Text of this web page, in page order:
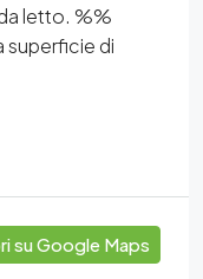
letto. %%
di
su Google Maps